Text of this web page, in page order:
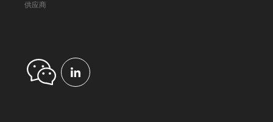
供应商